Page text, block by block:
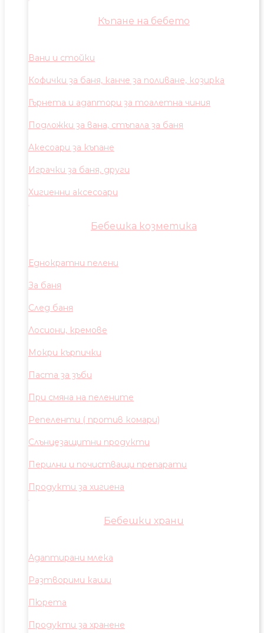
Къпане на бебето
Вани и стойки
Кофички за баня, канче за поливане, козирка
Гърнета и адаптори за тоалетна чиния
Подложки за вана, стъпала за баня
Акесоари за къпане
Играчки за баня, други
Хигиенни аксесоари
Бебешка козметика
Еднократни пелени
За баня
След баня
Лосиони, кремове
Мокри кърпички
Паста за зъби
При смяна на пелените
Репеленти ( против комари)
Слънцезащитни продукти
Перилни и почистващи препарати
Продукти за хигиена
Бебешки храни
Адаптирани млека
Разтворими каши
Пюрета
Продукти за хранене